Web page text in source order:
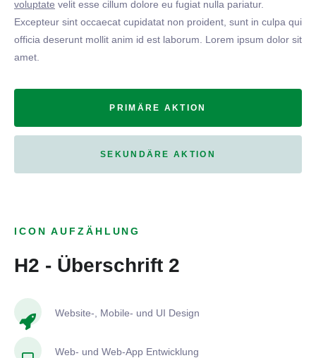
voluptate velit esse cillum dolore eu fugiat nulla pariatur.
Excepteur sint occaecat cupidatat non proident, sunt in culpa qui
officia deserunt mollit anim id est laborum. Lorem ipsum dolor sit
amet.
PRIMÄRE AKTION
SEKUNDÄRE AKTION
ICON AUFZÄHLUNG
H2 - Überschrift 2
Website-, Mobile- und UI Design
Web- und Web-App Entwicklung